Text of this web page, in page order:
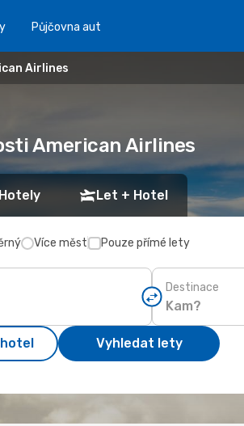
Půjčovna aut
Airlines
American Airlines
Hotely Let + Hotel
Více měst Pouze přímé lety
Destinace
Vyhledat lety